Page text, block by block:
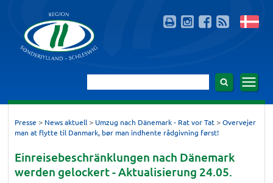
Presse > News aktuell > Umzug nach Dänemark - Rat vor Tat > Overvejer
man at flytte til Danmark, bør man indhente rådgivning først!
Einreisebeschränklungen nach Dänemark
werden gelockert - Aktualisierung 24.05.